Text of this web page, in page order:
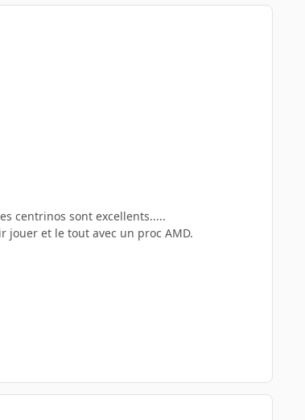
centrinos sont excellents.....
et le tout avec un proc AMD.